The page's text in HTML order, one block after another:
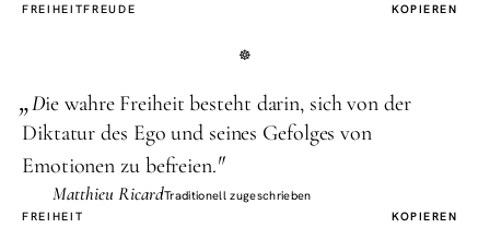
FREIHEITFREUDE KOPIEREN
„Die wahre Freiheit besteht darin, sich von der
Diktatur des Ego und seines Gefolges von
Emotionen zu befreien."
Matthieu RicardTraditionell zugeschrieben
FREIHEIT
KOPIEREN